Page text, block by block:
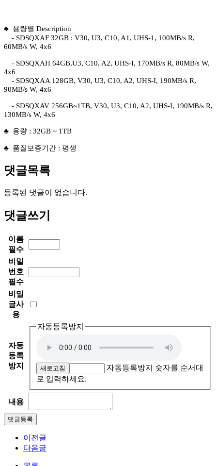
♣ 용량별 Description
- SDSQXAF 32GB : V30, U3, C10, A1, UHS-1, 100MB/s R,
60MB/s W, 4x6
- SDSQXAH 64GB,U3, C10, A2, UHS-I, 170MB/s R, 80MB/s W,
4x6
- SDSQXAA 128GB, V30, U3, C10, A2, UHS-I, 190MB/s R,
90MB/s W, 4x6
- SDSQXAV 256GB~1TB, V30, U3, C10, A2, UHS-I, 190MB/s R,
130MB/s W, 4x6
♣ 용량 : 32GB ~ 1TB
♣ 품질보증기간 : 평생
댓글목록
등록된 댓글이 없습니다.
댓글쓰기
이름
필수
비밀
번호
필수
비밀
글사
용
자동
등록
방지
자동등록방지
새로고침
자동등록방지 숫자를 순서대
로 입력하세요.
내용
이전글
다음글